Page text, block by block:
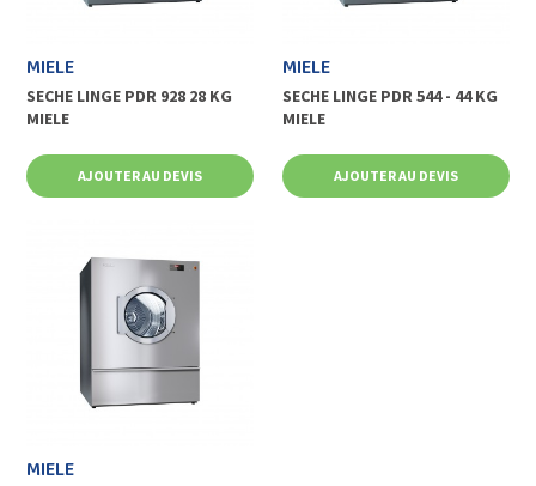
MIELE
SECHE LINGE PDR 928 28 KG
MIELE
AJOUTER AU DEVIS
MIELE
SECHE LINGE PDR 544 - 44 KG
MIELE
AJOUTER AU DEVIS
MIELE